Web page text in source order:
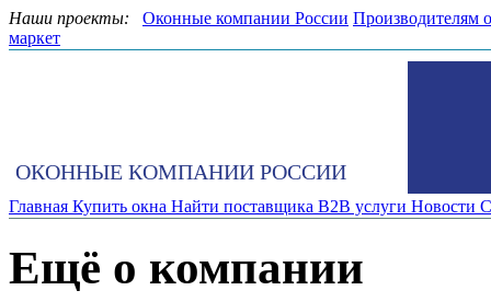
Наши проекты: Оконные компании России Производителям
маркет
ОКОННЫЕ КОМПАНИИ РОССИИ
Главная Купить окна Найти поставщика B2B услуги Новости
Ещё о компании